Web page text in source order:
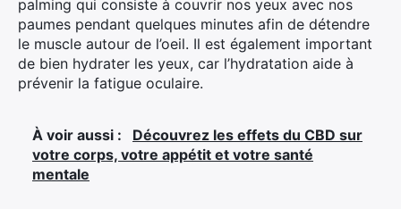
palming qui consiste à couvrir nos yeux avec nos
paumes pendant quelques minutes afin de détendre
le muscle autour de l’oeil. Il est également important
de bien hydrater les yeux, car l’hydratation aide à
prévenir la fatigue oculaire.
À voir aussi :
Découvrez les effets du CBD sur
votre corps, votre appétit et votre santé
mentale
×